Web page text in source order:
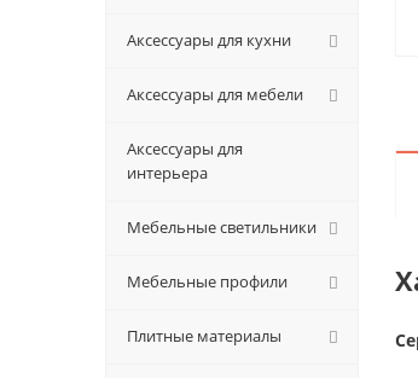
Аксессуары для кухни
Аксессуары для мебели
Аксессуары для
интерьера
Мебельные светильники
Мебельные профили
Плитные материалы